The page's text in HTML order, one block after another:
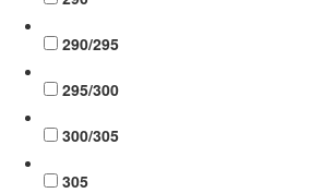
290/295
295/300
300/305
305